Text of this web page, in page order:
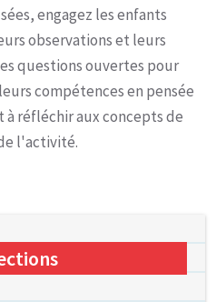
engagez les enfants
observations et leurs
questions ouvertes pour
compétences en pensée
réfléchir aux concepts de
l'activité.